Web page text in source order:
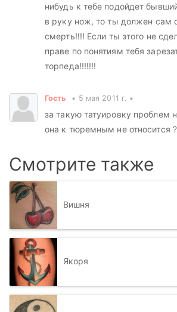
нибудь к тебе подойдет
в руку нож, то ты должен сам
смерть!!!! Если ты этого не
праве по понятиям тебя
торпеда!!!!!!!
Гость 5 мая 2011 г.
за такую татуировку проблем
она к тюремным не относится ?
Смотрите также
Вишня
Якоря